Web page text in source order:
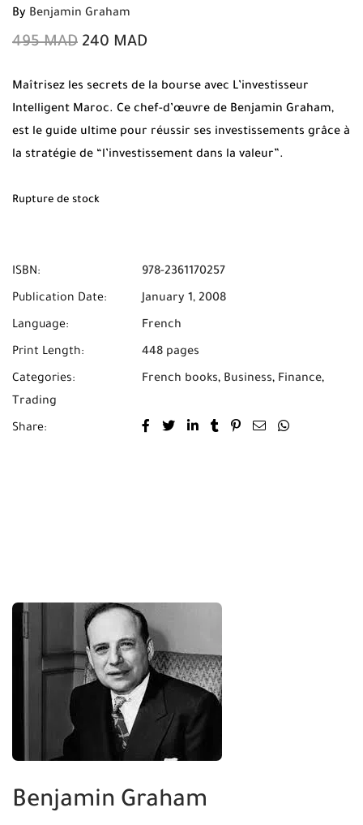
By Benjamin Graham
495MAD 240 MAD
Maîtrisez les secrets de la bourse avec L’investisseur
Intelligent Maroc. Ce chef-d’œuvre de Benjamin Graham,
est le guide ultime pour réussir ses investissements grâce à
la stratégie de “l’investissement dans la valeur”.
profitez de la Livraison Gratuite et du Paiement à la
Rupture de stock
ISBN: 978-2361170257
Publication Date: January 1, 2008
Language: French
Print Length: 448 pages
Categories: French books, Business, Finance,
Trading
Share:
Benjamin Graham